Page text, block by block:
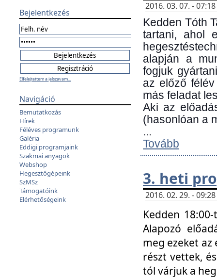
Bejelentkezés
Elfelejtettem a jelszavam...
Navigáció
Bemutatkozás
Hírek
Féléves programunk
Galéria
Eddigi programjaink
Szakmai anyagok
Webshop
Hegesztőgépeink
SzMSz
Támogatóink
Elérhetőségeink
2016. 03. 07. -
Kedden Tóth
tartani, ahol
alapján a
fogjuk
az előző
más feladat
Aki az
(hasonlóan a
...
Tovább
3. heti
2016. 02. 29. -
Kedden
Alapozó
meg ezeket
részt vettek,
tól várjuk a